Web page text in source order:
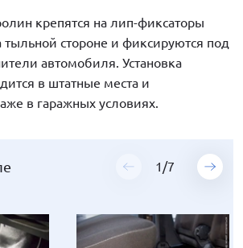
крепятся на лип-фиксаторы
тыльной стороне и фиксируются под
автомобиля. Установка
в штатные места и
в гаражных условиях.
1 /7
1 /7
1 /7
1 /7
1 /7
1 /7
1 /7